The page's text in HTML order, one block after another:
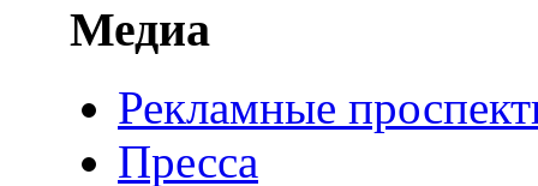
Медиа
Рекламные
Пресса